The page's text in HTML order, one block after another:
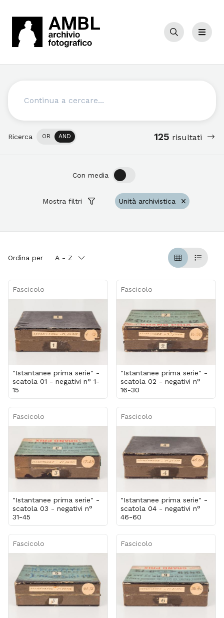
Cerca Menu
Cerca
Ricerca OR AND 125 risultati
Mostra filtri Unità archivistica
Con media OFF
Ordina per A - Z
GrigliaTable
Fascicolo
"Istantanee prima serie" -
scatola 01 - negativi n° 1-
15
Fascicolo
"Istantanee prima serie" -
scatola 02 - negativi n°
16-30
Fascicolo
"Istantanee prima serie" -
scatola 03 - negativi n°
31-45
Fascicolo
"Istantanee prima serie" -
scatola 04 - negativi n°
46-60
Fascicolo Fascicolo